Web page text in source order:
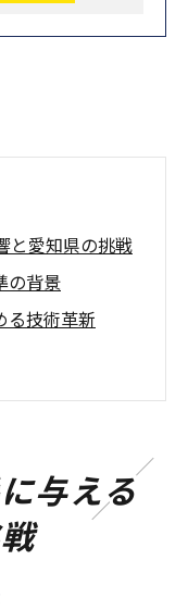
と愛知県の挑戦
の背景
る技術革新
適用事例
の安全性向上
強化
与える